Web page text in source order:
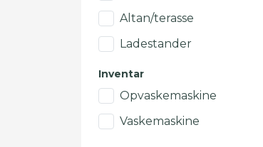
Altan/terasse
Ladestander
Inventar
Opvaskemaskine
Vaskemaskine